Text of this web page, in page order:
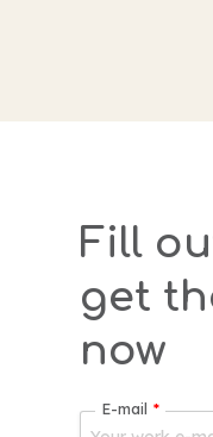
Fill
get
now
E-mail *